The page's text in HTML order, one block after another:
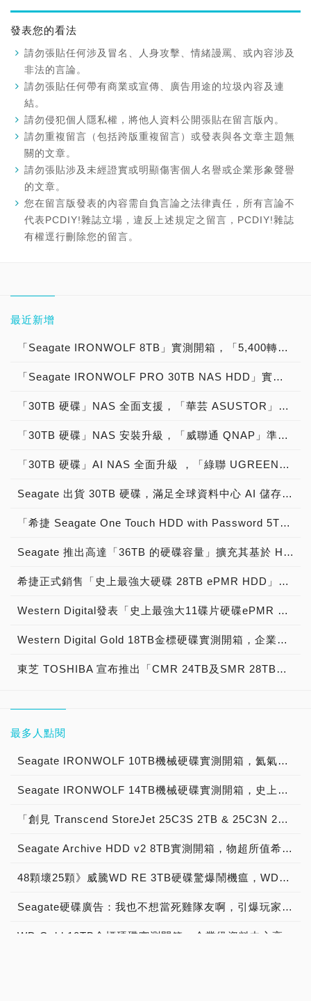
發表您的看法
請勿張貼任何涉及冒名、人身攻擊、情緒謾罵、或內容涉及
非法的言論。
請勿張貼任何帶有商業或宣傳、廣告用途的垃圾內容及連
結。
請勿侵犯個人隱私權，將他人資料公開張貼在留言版內。
請勿重複留言（包括跨版重複留言）或發表與各文章主題無
關的文章。
請勿張貼涉及未經證實或明顯傷害個人名譽或企業形象聲譽
的文章。
您在留言版發表的內容需自負言論之法律責任，所有言論不
代表PCDIY!雜誌立場，違反上述規定之留言，PCDIY!雜誌
有權逕行刪除您的留言。
最近新增
「Seagate IRONWOLF 8TB」實測開箱，「5,400轉」那嘶狼「節省電力 48％ 噪音減少 18％ 抗震提升 12％」NAS專用硬碟機首選！
「Seagate IRONWOLF PRO 30TB NAS HDD」實測開箱，史上最強大「HAMR 熱輔助磁記錄」那嘶狼「超越極限儲存容量 」NAS專用硬碟機首選！
「30TB 硬碟」NAS 全面支援，「華芸 ASUSTOR」準備好了！
「30TB 硬碟」NAS 安裝升級，「威聯通 QNAP」準備好了！
「30TB 硬碟」AI NAS 全面升級 ，「綠聯 UGREEN」準備好了！
Seagate 出貨 30TB 硬碟，滿足全球資料中心 AI 儲存激增的需求 資料主權新法與對資料中心解構的重新關注，正推動數千億美元的內部部署和混合資料中心投資
「希捷 Seagate One Touch HDD with Password 5TB」密碼保護版實測開箱，「AES-256硬體加密」資料安全超放心外接式行動硬碟！
Seagate 推出高達「36TB 的硬碟容量」擴充其基於 HAMR 架構的「Mozaic 3+ 技術平台」
希捷正式銷售「史上最強大硬碟 28TB ePMR HDD」，「Seagate EXOS 26TB CMR HDD」進入26TB時代，「Seagate EXOS 28TB CMR HDD」升級28TB超大容量！
Western Digital發表「史上最強大11碟片硬碟ePMR HDD」，「WD Gold Enterprise Class CMR HDD、Ultrastar DC HC590 DATA CENTER CMR HDD」前進26TB時代，「Ultrastar DC HC690 DATA CENTER SMR HDD」升級30TB、32TB超大容量！
Western Digital Gold 18TB金標硬碟實測開箱，企業級機械硬碟中的優質精品！
東芝 TOSHIBA 宣布推出「CMR 24TB及SMR 28TB硬碟」，Mx11系列適用於超大規模企業及資料中心！
最多人點閱
Seagate IRONWOLF 10TB機械硬碟實測開箱，氦氣填充那嘶狼守護者NAS HDD
Seagate IRONWOLF 14TB機械硬碟實測開箱，史上最強氦氣填充那嘶狼NAS HDD
「創見 Transcend StoreJet 25C3S 2TB & 25C3N 2TB」實測開箱，輕薄時尚內建獨家檔案救援外接式硬碟！
Seagate Archive HDD v2 8TB實測開箱，物超所值希捷冷資料硬碟！
48顆壞25顆》威騰WD RE 3TB硬碟驚爆鬧機瘟，WD3000FYYZ死機地雷硬碟故障率高到嚇人！
Seagate硬碟廣告：我也不想當死雞隊友啊，引爆玩家熱議！